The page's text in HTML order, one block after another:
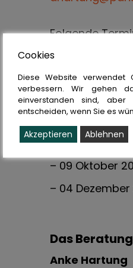
Folgende
angeboten:
– 07 Februar
– 03 April 2024
– 05 Juni 2024
– 07 August
– 09 Oktober
– 04
Das
Anke Hartung
Cookies
Diese Website verwendet
verbessern. Wir gehen
einverstanden sind,
entscheiden, wenn Sie es
Akzeptieren Ablehnen